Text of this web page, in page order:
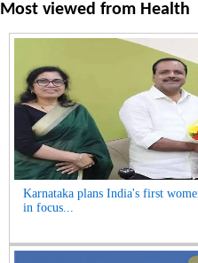
Most viewed from Health
Karnataka plans India's first
in focus...